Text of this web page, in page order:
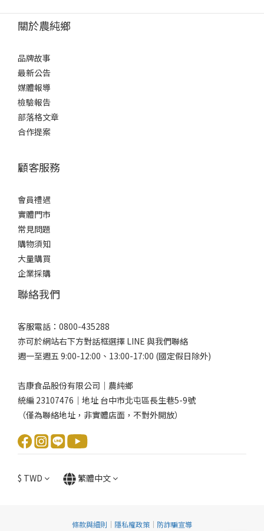
關於農純鄉
品牌故事
最新公告
媒體報導
檢驗報告
部落格文章
合作提案
顧客服務
會員禮遇
實體門市
常見問題
購物須知
大量購買
企業採購
聯絡我們
客服電話：0800-435288
亦可於網站右下方對話框選擇 LINE 與我們聯絡
週一至週五 9:00-12:00、13:00-17:00 (國定假日除外)
吉康食品股份有限公司｜農純鄉
統編 23107476｜地址 台中市北屯區長生巷5-9號
（僅為聯絡地址，非實體店面，不對外開放）
$ TWD 繁體中文
條款與細則 ｜ 隱私權政策 ｜ 防詐騙宣導